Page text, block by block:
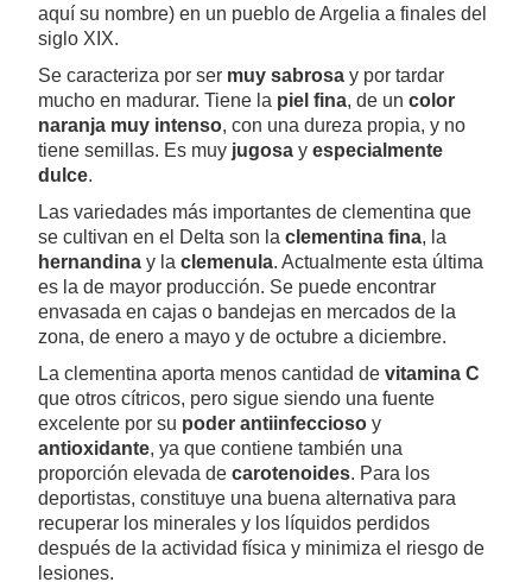
aquí su nombre) en un pueblo de Argelia a finales del
siglo XIX.
Se caracteriza por ser muy sabrosa y por tardar
mucho en madurar. Tiene la piel fina, de un color
naranja muy intenso, con una dureza propia, y no
tiene semillas. Es muy jugosa y especialmente
dulce.
Las variedades más importantes de clementina que
se cultivan en el Delta son la clementina fina, la
hernandina y la clemenula. Actualmente esta última
es la de mayor producción. Se puede encontrar
envasada en cajas o bandejas en mercados de la
zona, de enero a mayo y de octubre a diciembre.
La clementina aporta menos cantidad de vitamina C
que otros cítricos, pero sigue siendo una fuente
excelente por su poder antiinfeccioso y
antioxidante, ya que contiene también una
proporción elevada de carotenoides. Para los
deportistas, constituye una buena alternativa para
recuperar los minerales y los líquidos perdidos
después de la actividad física y minimiza el riesgo de
lesiones.